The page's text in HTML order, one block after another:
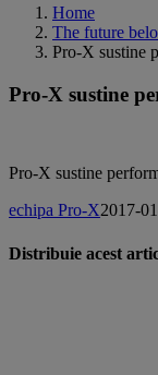
Home
The future
Pro-X sustine
Pro-X sustine
Pro-X sustine
echipa Pro-X2017-
Distribuie acest